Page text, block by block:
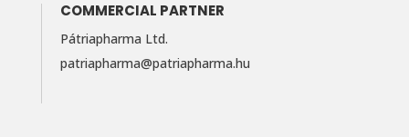
COMMERCIAL PARTNER
Pátriapharma Ltd.
patriapharma@​patriapharma.​hu